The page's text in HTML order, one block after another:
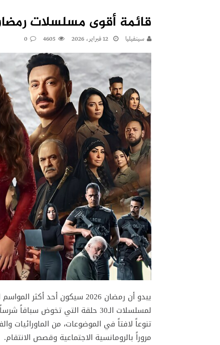
قائمة أقوى مسلسلات رمضان 2026 وأبرز مفاجآت
سينفيليا 12 فبراير، 2026 4605
0
يبدو أن رمضان 2026 سيكون
لمسلسلات الـ30 حلقة التي
تنوعاً لافتاً في الموضوعات، من الماورائيات
مروراً بالرومانسية الاجتماعية وقصص الانتقام.